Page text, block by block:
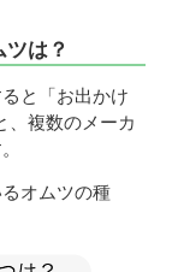
は？
と「お出かけ
、複数のメーカ
オムツの種